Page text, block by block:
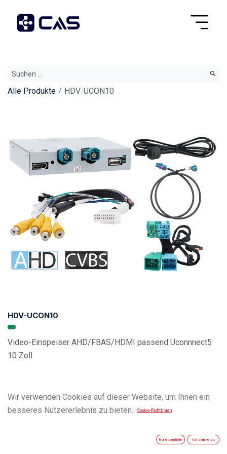
Alle Produkte HDV-UCON10
HDV-UCON10
Video-Einspeiser AHD/FBAS/HDMI passend Uconnnect5
10 Zoll
Wir verwenden Cookies auf dieser Website, um Ihnen ein
besseres Nutzererlebnis zu bieten.
Cookie-Richtlinien
Nur essentielle Ich stimme zu